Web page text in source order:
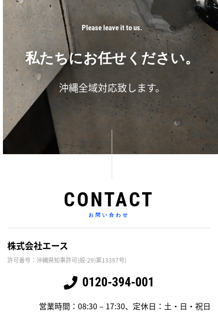
Please leave it to us.
私たちにお任せください。
沖縄全域対応致します。
CONTACT
お問い合わせ
株式会社エース
許可番号：沖縄県知事許可(般-29)第13397号)
0120-394-001
営業時間：08:30 – 17:30、定休日：土・日・祝日